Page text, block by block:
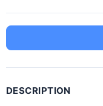
DESCRIPTION